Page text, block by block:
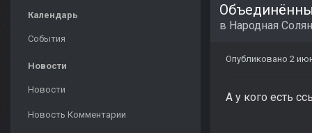
Календарь
События
Новости
Новости
Новость Комментарии
в Народная
Опубликовано 2
А у кого есть